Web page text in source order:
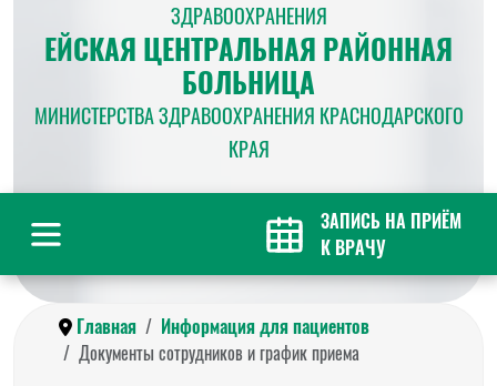
ЗДРАВООХРАНЕНИЯ
ЕЙСКАЯ ЦЕНТРАЛЬНАЯ РАЙОННАЯ
БОЛЬНИЦА
МИНИСТЕРСТВА ЗДРАВООХРАНЕНИЯ КРАСНОДАРСКОГО
КРАЯ
ЗАПИСЬ НА ПРИЁМ
К ВРАЧУ
Главная
Информация для пациентов
Документы сотрудников и график приема